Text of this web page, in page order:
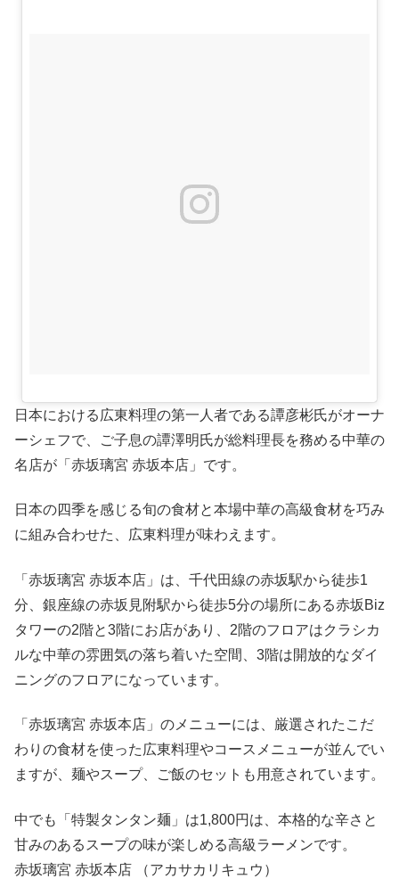
日本における広東料理の第一人者である譚彦彬氏がオーナ
ーシェフで、ご子息の譚澤明氏が総料理長を務める中華の
名店が「赤坂璃宮 赤坂本店」です。
日本の四季を感じる旬の食材と本場中華の高級食材を巧み
に組み合わせた、広東料理が味わえます。
「赤坂璃宮 赤坂本店」は、千代田線の赤坂駅から徒歩1
分、銀座線の赤坂見附駅から徒歩5分の場所にある赤坂Biz
タワーの2階と3階にお店があり、2階のフロアはクラシカ
ルな中華の雰囲気の落ち着いた空間、3階は開放的なダイ
ニングのフロアになっています。
「赤坂璃宮 赤坂本店」のメニューには、厳選されたこだ
わりの食材を使った広東料理やコースメニューが並んでい
ますが、麺やスープ、ご飯のセットも用意されています。
中でも「特製タンタン麺」は1,800円は、本格的な辛さと
甘みのあるスープの味が楽しめる高級ラーメンです。
赤坂璃宮 赤坂本店 （アカサカリキュウ）